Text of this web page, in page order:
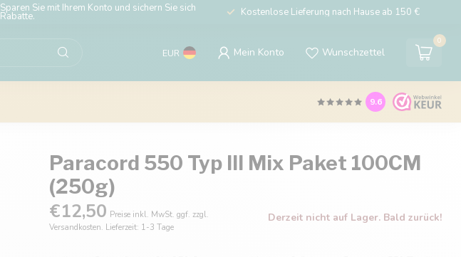
Sparen Sie mit Ihrem Konto und sichern Sie sich
Rabatte. Kostenlose Lieferung nach Hause ab 150 €
EUR Mein Konto Wunschzettel
0
9.6
Paracord 550 Typ III Mix Paket 100CM
(250g)
€12,50 Preise inkl. MwSt. ggf. zzgl.
Versandkosten. Lieferzeit: 1-3 Tage
Derzeit nicht auf Lager. Bald zurück!